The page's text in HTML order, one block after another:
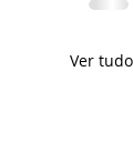
Ver tudo